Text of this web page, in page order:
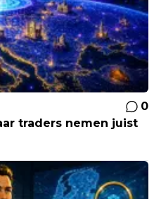
0
traders nemen juist